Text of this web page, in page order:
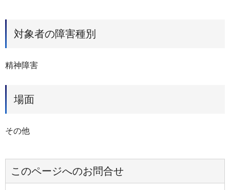
対象者の障害種別
精神障害
場面
その他
このページへのお問合せ